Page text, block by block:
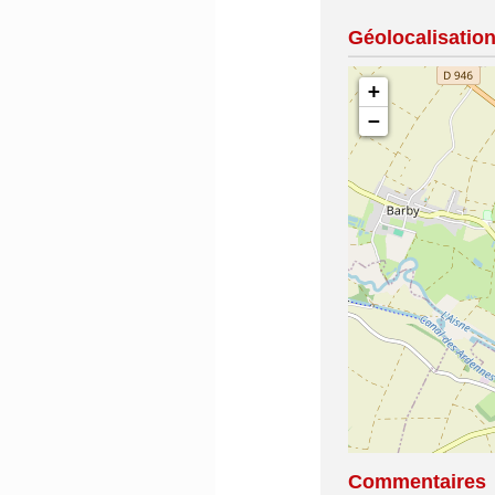
Géolocalisation
+
−
Commentaires